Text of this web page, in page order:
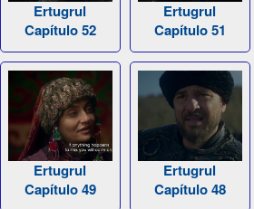
Ertugrul
Capítulo 52
Ertugrul
Capítulo 51
Ertugrul
Capítulo 49
Ertugrul
Capítulo 48